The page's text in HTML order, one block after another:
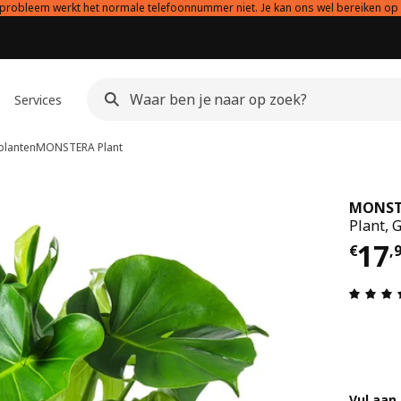
werkt het normale telefoonnummer niet. Je kan ons wel bereiken
Services
MONSTERAPlant
Plant,
€17,
€